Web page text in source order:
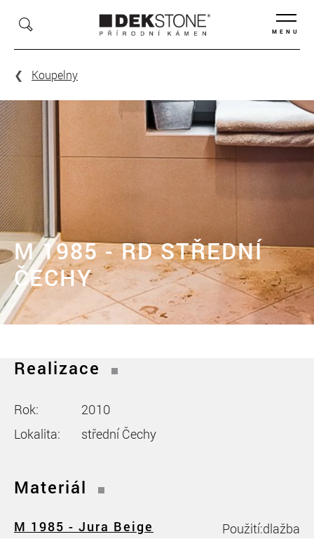
MENU
Koupelny
M 1985 - RD STŘEDNÍ
ČECHY
Realizace
Rok:
2010
Lokalita:
střední Čechy
Materiál
M 1985 - Jura Beige Použití:dlažba